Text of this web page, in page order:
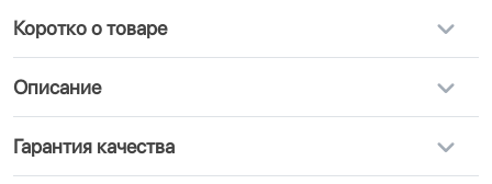
Коротко о товаре
Описание
Гарантия качества